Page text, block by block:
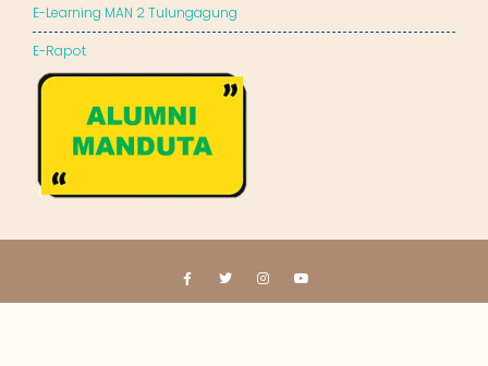
E-Learning MAN 2 Tulungagung
E-Rapot